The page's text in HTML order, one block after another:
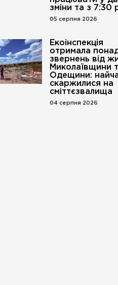
зміни та з 7:30
05 серпня 2026
Екоінспекція
отримала
звернень від
Миколаївщини
Одещини:
скаржилися на
сміттєзвалища
04 серпня 2026